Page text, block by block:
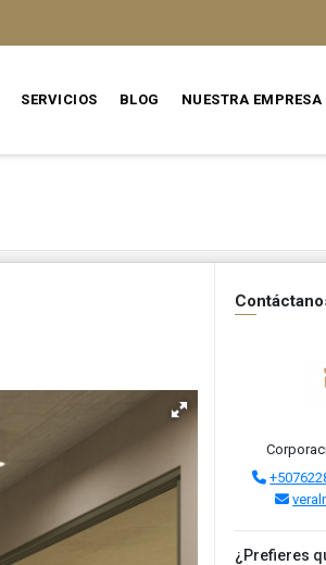
SERVICIOS BLOG NUESTRA EMPRESA
¿Prefieres